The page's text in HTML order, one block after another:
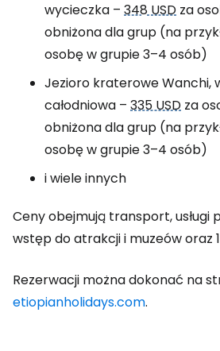
wycieczka – 348 USD za
obniżona dla grup (na
osobę w grupie 3–4 osób)
Jezioro kraterowe Wanchi,
całodniowa – 335 USD za
obniżona dla grup (na
osobę w grupie 3–4 osób)
i wiele innych
Ceny obejmują transport, usługi
wstęp do atrakcji i muzeów oraz
Rezerwacji można dokonać na
etiopianholidays.com.